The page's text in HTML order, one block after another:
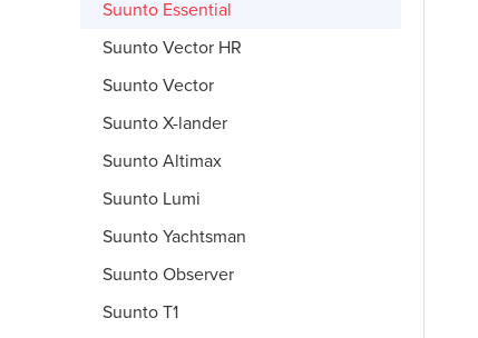
Suunto Essential
Suunto Vector HR
Suunto Vector
Suunto X-lander
Suunto Altimax
Suunto Lumi
Suunto Yachtsman
Suunto Observer
Suunto T1